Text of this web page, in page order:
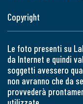
Copyright
Le foto presenti su
da Internet e quindi
soggetti avessero
non avranno che da
provvederà